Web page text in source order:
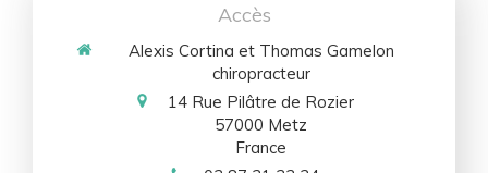
Accès
Alexis Cortina et Thomas Gamelon
chiropracteur
14 Rue Pilâtre de Rozier
57000 Metz
France